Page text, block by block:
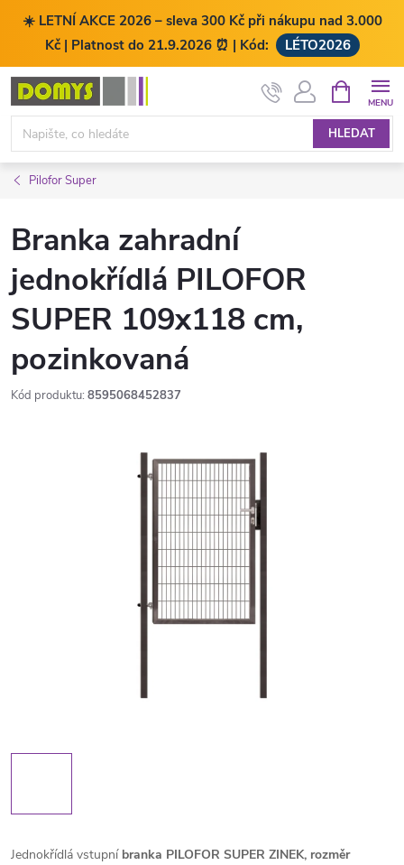
☀️ LETNÍ AKCE 2026 – sleva 300 Kč při nákupu nad 3.000
Kč | Platnost do 21.9.2026 ⏰ | Kód:
LÉTO2026
Přejít
obsah
HLEDAT
NÁKUPNÍ
KOŠÍK
Pilofor Super
Branka zahradní
jednokřídlá PILOFOR
SUPER 109x118 cm,
pozinkovaná
Kód produktu: 8595068452837
Jednokřídlá vstupní branka PILOFOR SUPER ZINEK, rozměr